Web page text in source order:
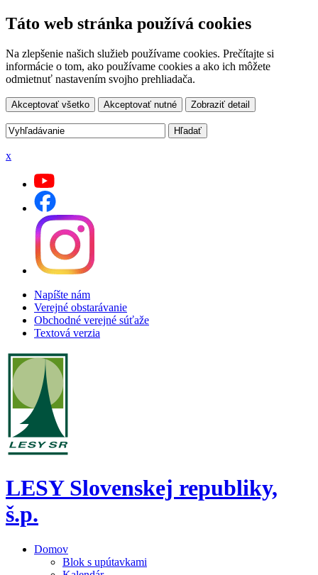
Táto web stránka používá cookies
Na zlepšenie našich služieb používame cookies. Prečítajte si
informácie o tom, ako používame cookies a ako ich môžete
odmietnuť nastavením svojho prehliadača.
Akceptovať všetko Akceptovať nutné Zobraziť detail
x
Napíšte nám
Verejné obstarávanie
Obchodné verejné súťaže
Textová verzia
LESY Slovenskej republiky,
š.p.
Domov
Blok s upútavkami